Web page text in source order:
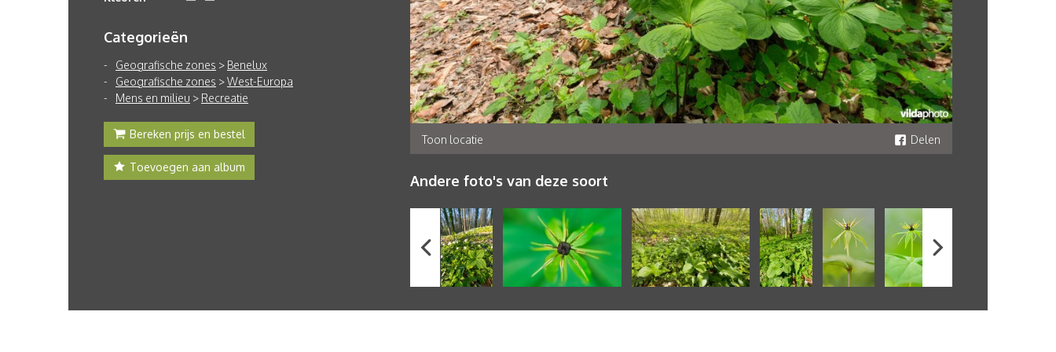
Categorieën
Geografische zones > Benelux
Geografische zones >West-Europa
Mens en milieu > Recreatie
Bereken prijs en bestel
Toevoegen aan album
Toon locatie Delen
Andere foto's van deze soort